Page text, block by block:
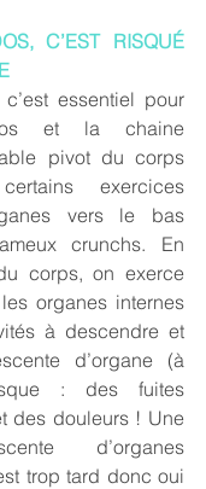
C’EST RISQUÉ
essentiel pour
et la chaine
pivot du corps
exercices
vers le bas
crunchs. En
corps, on exerce
organes internes
à descendre et
d’organe (à
: des fuites
des douleurs ! Une
d’organes
trop tard donc oui